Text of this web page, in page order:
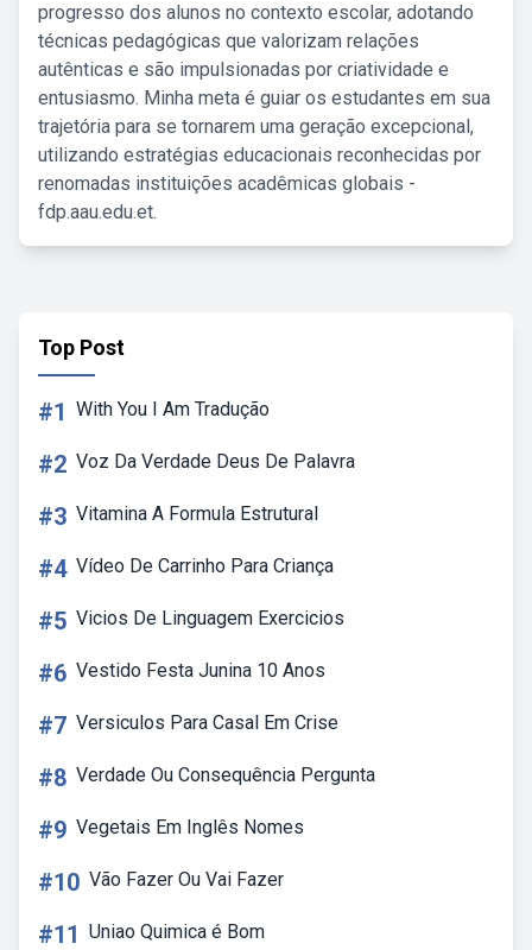
progresso dos alunos no contexto escolar, adotando
técnicas pedagógicas que valorizam relações
autênticas e são impulsionadas por criatividade e
entusiasmo. Minha meta é guiar os estudantes em sua
trajetória para se tornarem uma geração excepcional,
utilizando estratégias educacionais reconhecidas por
renomadas instituições acadêmicas globais -
fdp.aau.edu.et.
Top Post
#1 With You I Am Tradução
#2 Voz Da Verdade Deus De Palavra
#3 Vitamina A Formula Estrutural
#4 Vídeo De Carrinho Para Criança
#5 Vicios De Linguagem Exercicios
#6 Vestido Festa Junina 10 Anos
#7 Versiculos Para Casal Em Crise
#8 Verdade Ou Consequência Pergunta
#9 Vegetais Em Inglês Nomes
#10 Vão Fazer Ou Vai Fazer
#11 Uniao Quimica é Bom